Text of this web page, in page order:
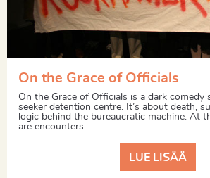
On the Grace of Officials
On the Grace of Officials is a dark comedy
seeker detention centre. It’s about death,
logic behind the bureaucratic machine. At
are encounters...
LUE LISÄÄ